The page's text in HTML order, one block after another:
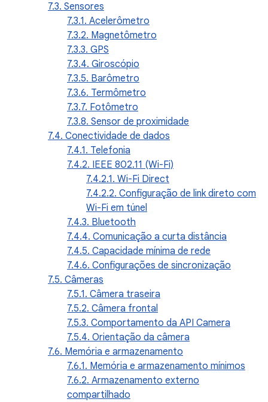
7.3. Sensores
7.3.1. Acelerômetro
7.3.2. Magnetômetro
7.3.3. GPS
7.3.4. Giroscópio
7.3.5. Barômetro
7.3.6. Termômetro
7.3.7. Fotômetro
7.3.8. Sensor de proximidade
7.4. Conectividade de dados
7.4.1. Telefonia
7.4.2. IEEE 802.11 (Wi-Fi)
7.4.2.1. Wi-Fi Direct
7.4.2.2. Configuração de link direto com
Wi-Fi em túnel
7.4.3. Bluetooth
7.4.4. Comunicação a curta distância
7.4.5. Capacidade mínima de rede
7.4.6. Configurações de sincronização
7.5. Câmeras
7.5.1. Câmera traseira
7.5.2. Câmera frontal
7.5.3. Comportamento da API Camera
7.5.4. Orientação da câmera
7.6. Memória e armazenamento
7.6.1. Memória e armazenamento mínimos
7.6.2. Armazenamento externo
compartilhado